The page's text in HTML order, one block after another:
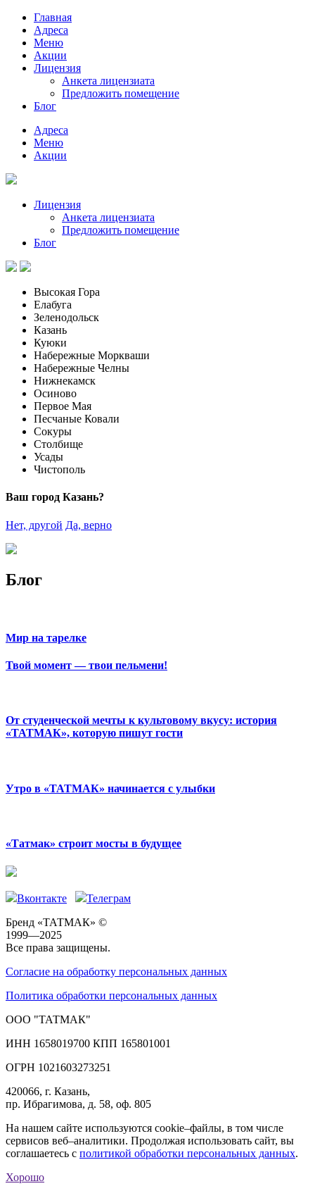
Главная
Адреса
Меню
Акции
Лицензия
Анкета лицензиата
Предложить помещение
Блог
Адреса
Меню
Акции
Лицензия
Анкета лицензиата
Предложить помещение
Блог
Высокая Гора
Елабуга
Зеленодольск
Казань
Куюки
Набережные Моркваши
Набережные Челны
Нижнекамск
Осиново
Первое Мая
Песчаные Ковали
Сокуры
Столбище
Усады
Чистополь
Ваш город Казань?
Нет, другой Да, верно
Блог
Мир на тарелке
Твой момент — твои пельмени!
От студенческой мечты к культовому вкусу: история
«ТАТМАК», которую пишут гости
Утро в «ТАТМАК» начинается с улыбки
«Татмак» строит мосты в будущее
Вконтакте
Телеграм
Бренд «ТАТМАК» ©
1999—2025
Все права защищены.
Согласие на обработку персональных данных
Политика обработки персональных данных
ООО "ТАТМАК"
ИНН 1658019700 КПП 165801001
ОГРН 1021603273251
420066, г. Казань,
пр. Ибрагимова, д. 58, оф. 805
На нашем сайте используются cookie–файлы, в том числе
сервисов веб–аналитики. Продолжая использовать сайт, вы
соглашаетесь с политикой обработки персональных данных.
Хорошо